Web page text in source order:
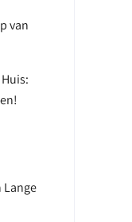
van
Lange